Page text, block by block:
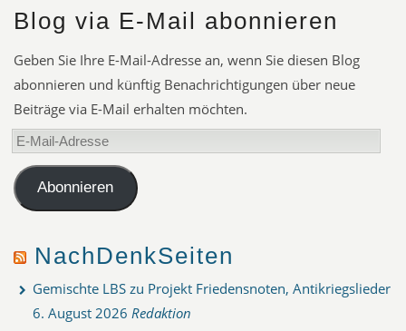
Blog via E-Mail abonnieren
Geben Sie Ihre E-Mail-Adresse an, wenn Sie diesen Blog
abonnieren und künftig Benachrichtigungen über neue
Beiträge via E-Mail erhalten möchten.
E-
Mail-
AdresseAbonnieren
NachDenkSeiten
Gemischte LBS zu Projekt Friedensnoten, Antikriegslieder
6. August 2026 Redaktion